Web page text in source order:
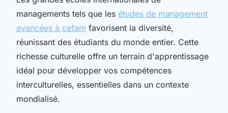
managements tels que les études de management
avancées à cefam favorisent la diversité,
réunissant des étudiants du monde entier. Cette
richesse culturelle offre un terrain d'apprentissage
idéal pour développer vos compétences
interculturelles, essentielles dans un contexte
mondialisé.